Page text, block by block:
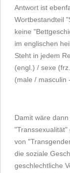
Antwort ist
Wortbestandteil
keine
im englischen
Steht in jedem
(engl.) / sexe
(male / masculin
Damit wäre
von
die soziale
geschlechtliche